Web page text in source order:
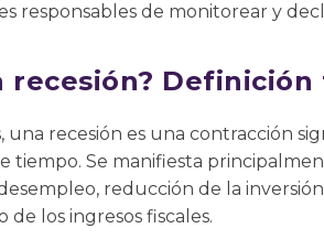
responsables de monitorear y
recesión?
una recesión es una contracción
tiempo. Se manifiesta
reducción de la
los ingresos fiscales.